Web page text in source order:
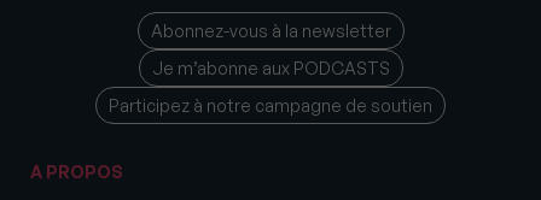
Abonnez-vous à la newsletter
Je m’abonne aux PODCASTS
Participez à notre campagne de soutien
A PROPOS